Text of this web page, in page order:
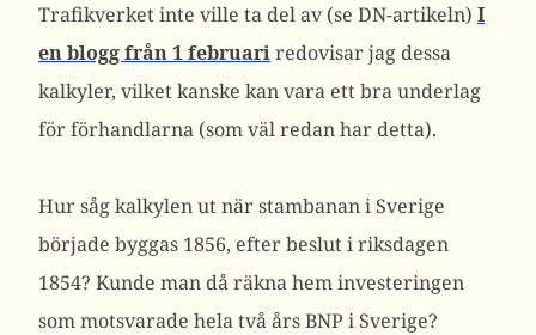
Trafikverket inte ville ta del av (se DN-artikeln) I
en blogg från 1 februariredovisar jag dessa
kalkyler, vilket kanske kan vara ett bra underlag
för förhandlarna (som väl redan har detta).
Hur såg kalkylen ut när stambanan i Sverige
började byggas 1856, efter beslut i riksdagen
1854? Kunde man då räkna hem investeringen
som motsvarade hela två års BNP i Sverige?